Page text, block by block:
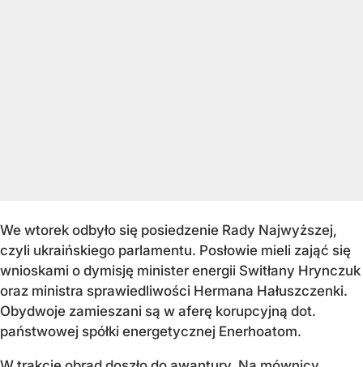
We wtorek odbyło się posiedzenie Rady Najwyższej,
czyli ukraińskiego parlamentu. Posłowie mieli zająć się
wnioskami o dymisję minister energii Switłany Hrynczuk
oraz ministra sprawiedliwości Hermana Hałuszczenki.
Obydwoje zamieszani są w aferę korupcyjną dot.
państwowej spółki energetycznej Enerhoatom.